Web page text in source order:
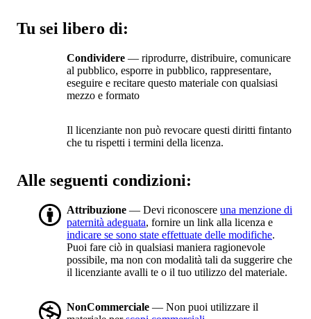
Tu sei libero di:
Condividere — riprodurre, distribuire, comunicare
al pubblico, esporre in pubblico, rappresentare,
eseguire e recitare questo materiale con qualsiasi
mezzo e formato
Il licenziante non può revocare questi diritti fintanto
che tu rispetti i termini della licenza.
Alle seguenti condizioni:
Attribuzione — Devi riconoscere una menzione di
paternità adeguata, fornire un link alla licenza e
indicare se sono state effettuate delle modifiche.
Puoi fare ciò in qualsiasi maniera ragionevole
possibile, ma non con modalità tali da suggerire che
il licenziante avalli te o il tuo utilizzo del materiale.
NonCommerciale — Non puoi utilizzare il